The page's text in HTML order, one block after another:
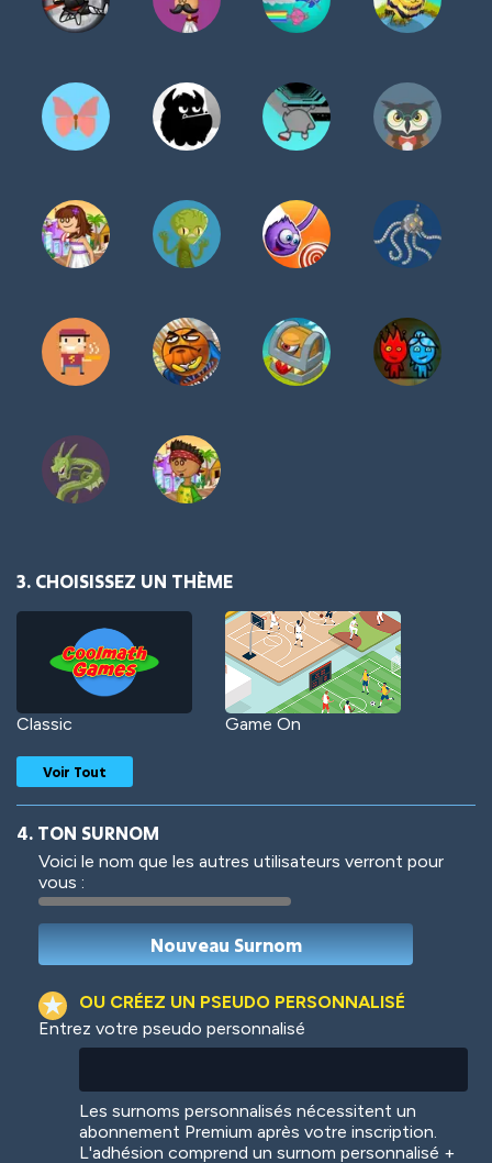
3. CHOISISSEZ UN THÈME
Classic Game On
Woof
Colorful
Voir Tout
4. TON SURNOM
Voici le nom que les autres utilisateurs verront pour
vous :
OU CRÉEZ UN PSEUDO PERSONNALISÉ
Entrez votre pseudo personnalisé
Les surnoms personnalisés nécessitent un
abonnement Premium après votre inscription.
L'adhésion comprend un surnom personnalisé +